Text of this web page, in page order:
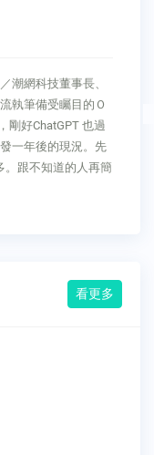
景承科技董事
惠金融領域，對創
本專欄隔期刊出現
除了工作相關的以
具再有一兩個，為
看更多